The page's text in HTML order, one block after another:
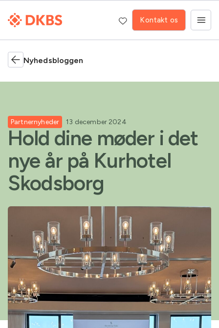
Kontakt os
Nyhedsbloggen
Partnernyheder 13 december 2024
Hold dine møder i det
nye år på Kurhotel
Skodsborg